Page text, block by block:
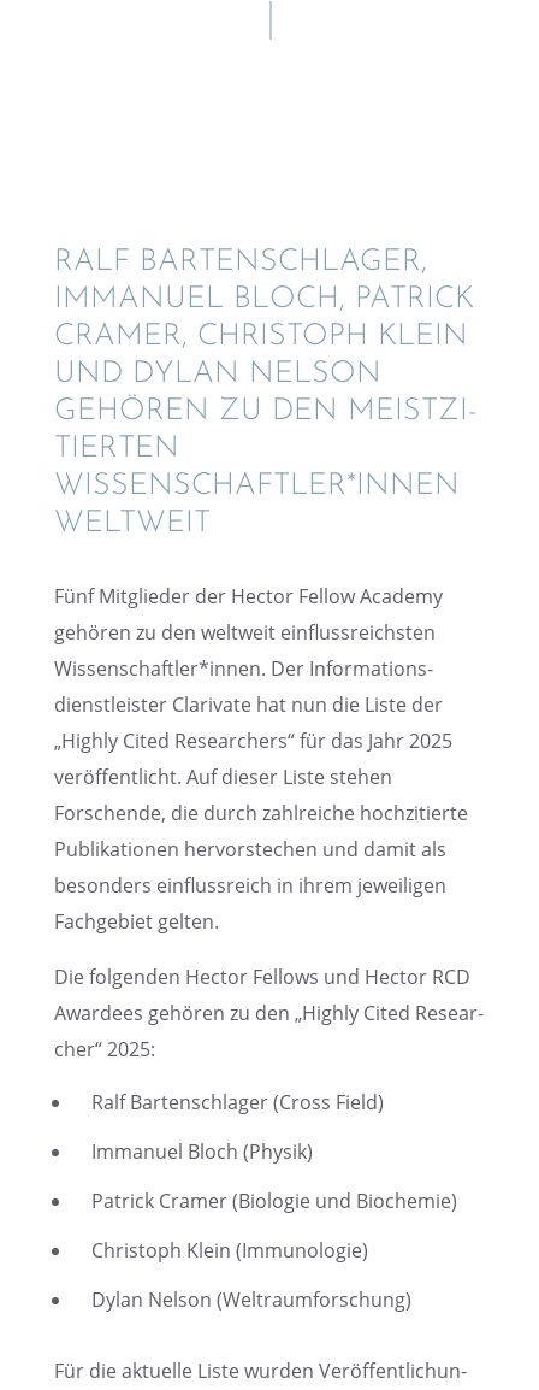
RALF BARTEN­SCHLA­GER,
IMMANUEL BLOCH, PATRICK
CRAMER, CHRIS­TOPH KLEIN
UND DYLAN NELSON
GEHÖREN ZU DEN MEIST­ZI­
TIER­TEN
WISSENSCHAFTLER*INNEN
WELTWEIT
Fünf Mitglie­der der Hector Fellow Academy
gehören zu den weltweit einfluss­reichs­ten
Wissenschaftler*innen. Der Infor­ma­ti­ons­
dienst­leis­ter Clari­vate hat nun die Liste der
„Highly Cited Resear­chers“ für das Jahr 2025
veröf­fent­licht. Auf dieser Liste stehen
Forschende, die durch zahlrei­che hochzi­tierte
Publi­ka­tio­nen hervor­ste­chen und damit als
beson­ders einfluss­reich in ihrem jewei­li­gen
Fachge­biet gelten.
Die folgen­den Hector Fellows und Hector RCD
Awardees gehören zu den „Highly Cited Resear­
cher“ 2025:
Ralf Barten­schla­ger (Cross Field)
Immanuel Bloch (Physik)
Patrick Cramer (Biolo­gie und Biochemie)
Chris­toph Klein (Immuno­lo­gie)
Dylan Nelson (Weltraum­for­schung)
Für die aktuelle Liste wurden Veröf­fent­li­chun­